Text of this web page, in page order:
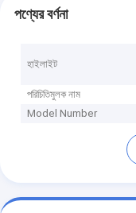
পণ্যের বর্ণনা
হাইলাইট
পরিচিতিমুলক নাম
Model Number